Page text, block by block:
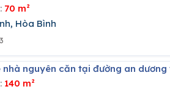
70 m²
Hòa Bình
nhà nguyên căn tại đường an
140 m²